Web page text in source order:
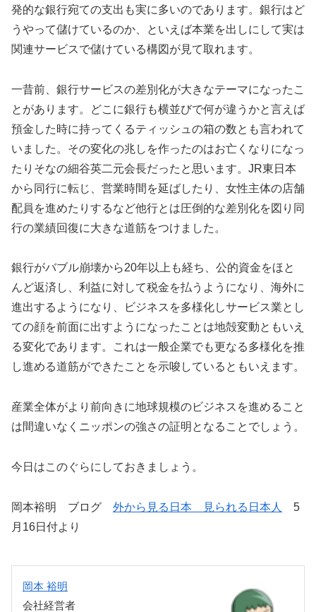
発的な銀行宛ての支出も実に多いのであります。銀行はど
うやって儲けているのか、といえば本業を出しにして実は
関連サービスで儲けている構図が見て取れます。
一昔前、銀行サービスの差別化が大きなテーマになったこ
とがあります。どこに銀行も横並びで何が違うかと言えば
預金した時に持ってくるティッシュの箱の数とも言われて
いました。その変化の兆しを作ったのはお亡くなりになっ
たりそなの細谷英二元会長だったと思います。JR東日本
から同行に転じ、営業時間を延ばしたり、女性主体の店舗
配員を進めたりするなど他行とは圧倒的な差別化を図り同
行の業績回復に大きな道筋をつけました。
銀行がバブル崩壊から20年以上も経ち、公的資金をほと
んど返済し、利益に対して税金を払うようになり、海外に
進出するようになり、ビジネスを多様化しサービス業とし
ての顔を前面に出すようになったことは地殻変動ともいえ
る変化であります。これは一般企業でも更なる多様化を推
し進める道筋ができたことを示唆しているともいえます。
産業全体がより前向きに地球規模のビジネスを進めること
は間違いなくニッポンの強さの証明となることでしょう。
今日はこのぐらにしておきましょう。
岡本裕明 ブログ 外から見る日本 見られる日本人
5
月16日付より
岡本 裕明
会社経営者